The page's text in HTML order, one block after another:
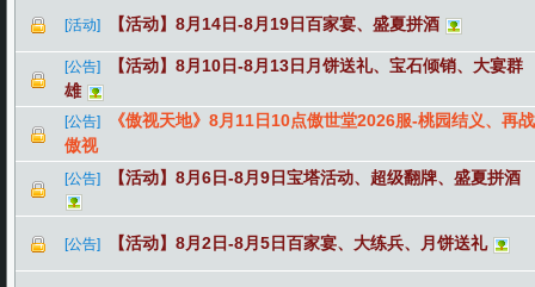
[活动] 【活动】8月14日-8月19日百家宴、盛夏拼酒
[公告]
【活动】8月10日-8月13日月饼送礼、宝石倾销、大宴群
雄
[公告]
《傲视天地》8月11日10点傲世堂2026服-桃园结义、再战
傲视
[公告] 【活动】8月6日-8月9日宝塔活动、超级翻牌、盛夏拼酒
[公告] 【活动】8月2日-8月5日百家宴、大练兵、月饼送礼